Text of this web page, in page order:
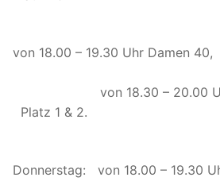
von 18.00 – 19.30 Uhr
von 18.30 – 20.00
Platz 1 & 2.
Donnerstag: von 18.00 –